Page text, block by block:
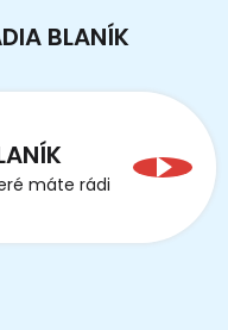
BLANÍK
máte rádi